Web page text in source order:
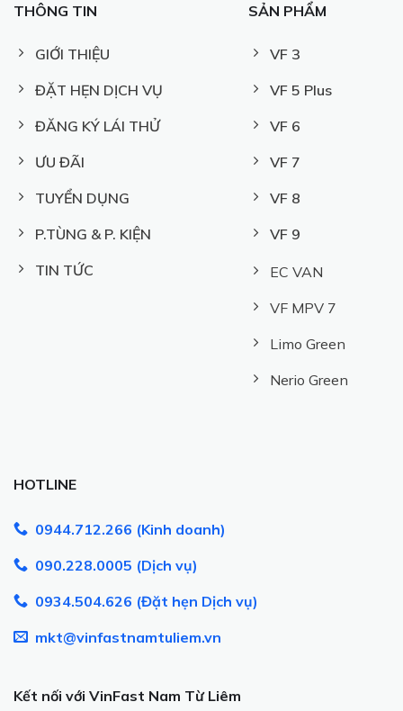
THÔNG TIN
GIỚI THIỆU
ĐẶT HẸN DỊCH VỤ
ĐĂNG KÝ LÁI THỬ
ƯU ĐÃI
TUYỂN DỤNG
P.TÙNG & P. KIỆN
TIN TỨC
SẢN PHẨM
VF 3
VF 5 Plus
VF 6
VF 7
VF 8
VF 9
EC VAN
VF MPV 7
Limo Green
Nerio Green
HOTLINE
0944.712.266 (Kinh doanh)
090.228.0005 (Dịch vụ)
0934.504.626 (Đặt hẹn Dịch vụ)
mkt@vinfastnamtuliem.vn
Kết nối với VinFast Nam Từ Liêm